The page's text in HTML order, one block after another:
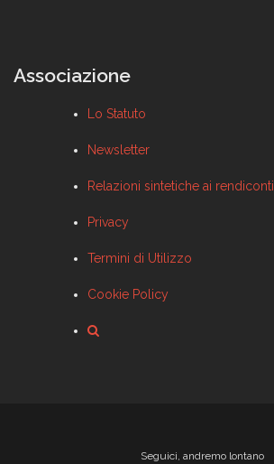
Associazione
Lo Statuto
Newsletter
Relazioni sintetiche ai rendiconti
Privacy
Termini di Utilizzo
Cookie Policy
Seguici, andremo lontano